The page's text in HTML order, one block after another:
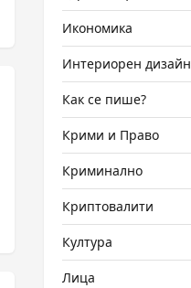
Икономика
Интериорен дизайн
Как се пише?
Крими и Право
Криминално
Криптовалити
Култура
Лица